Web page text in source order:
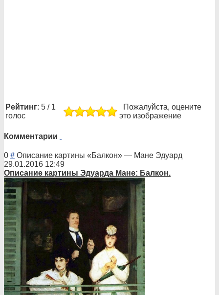
Рейтинг: 5 / 1
голос
Пожалуйста, оцените
это изображение
Комментарии
0 # Описание картины «Балкон» — Мане Эдуард
29.01.2016 12:49
Описание картины Эдуарда Мане: Балкон.